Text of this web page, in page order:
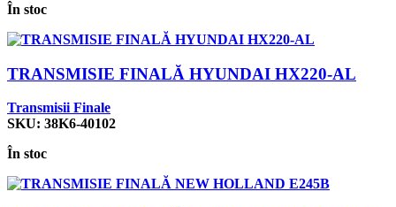
În stoc
TRANSMISIE FINALĂ HYUNDAI HX220-AL
Transmisii Finale
SKU: 38K6-40102
În stoc